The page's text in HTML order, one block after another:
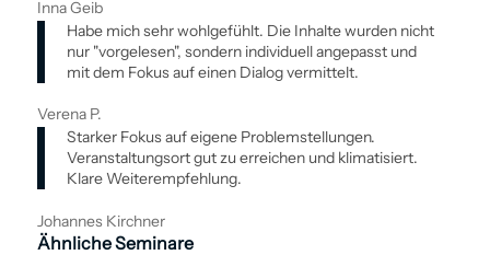
Inna Geib
Habe mich sehr wohlgefühlt. Die Inhalte wurden nicht
nur "vorgelesen", sondern individuell angepasst und
mit dem Fokus auf einen Dialog vermittelt.
Verena P.
Starker Fokus auf eigene Problemstellungen.
Veranstaltungsort gut zu erreichen und klimatisiert.
Klare Weiterempfehlung.
Johannes Kirchner
Ähnliche Seminare